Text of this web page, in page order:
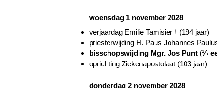
woensdag 1 november 2028
verjaardag Emilie Tamisier † (194 jaar)
priesterwijding H. Paus Johannes
bisschopswijding Mgr. Jos Punt (⅓
oprichting Ziekenapostolaat (103 jaar)
donderdag 2 november 2028